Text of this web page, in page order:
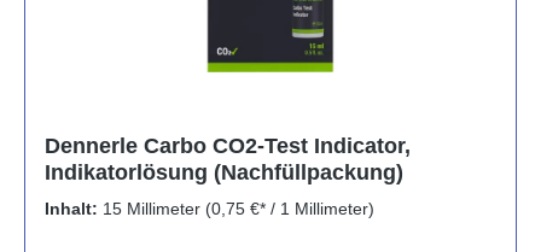
Dennerle Carbo CO2-Test Indicator,
Indikatorlösung (Nachfüllpackung)
Inhalt: 15 Millimeter (0,75 €* / 1 Millimeter)